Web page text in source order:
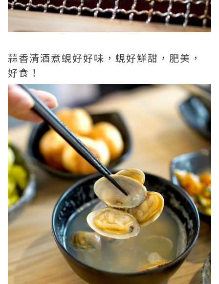
蒜香清酒煮蜆好好味，蜆好鮮甜，肥美，
好食！